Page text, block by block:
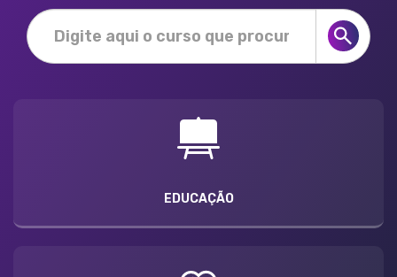
EDUCAÇÃO